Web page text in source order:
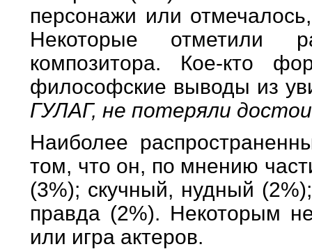
персонажи или
Некоторые отметили
композитора. Кое-кто
философские выводы из
ГУЛАГ, не потеряли
Наиболее
том, что он, по мнению
(3%); скучный, нудный
правда (2%). Некоторым
или игра актеров.